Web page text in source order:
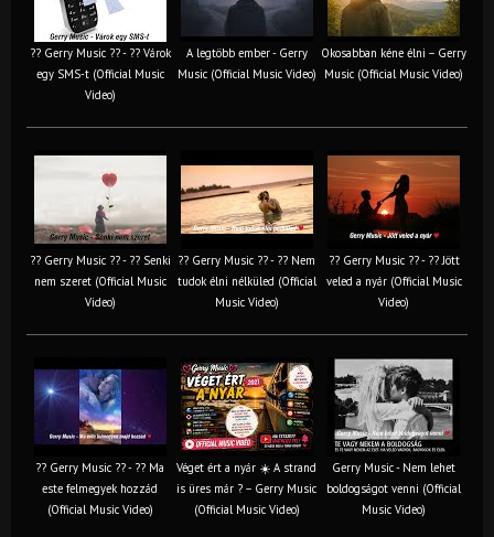
?? Gerry Music ?? - ?? Várok
egy SMS-t (Official Music
Video)
A legtöbb ember - Gerry
Music (Official Music Video)
Okosabban kéne élni – Gerry
Music (Official Music Video)
?? Gerry Music ?? - ?? Senki
nem szeret (Official Music
Video)
?? Gerry Music ?? - ?? Nem
tudok élni nélküled (Official
Music Video)
?? Gerry Music ?? - ?? Jött
veled a nyár (Official Music
Video)
?? Gerry Music ?? - ?? Ma
este felmegyek hozzád
(Official Music Video)
Véget ért a nyár ☀️ A strand
is üres már ? – Gerry Music
(Official Music Video)
Gerry Music - Nem lehet
boldogságot venni (Official
Music Video)